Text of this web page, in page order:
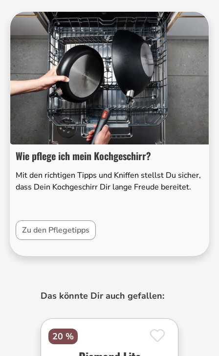
Wie pflege ich mein Kochgeschirr?
Mit den richtigen Tipps und Kniffen stellst Du sicher,
dass Dein Kochgeschirr Dir lange Freude bereitet.
Zu den Pflegetipps
Produktgalerie überspringen
Das könnte Dir auch gefallen:
20 %